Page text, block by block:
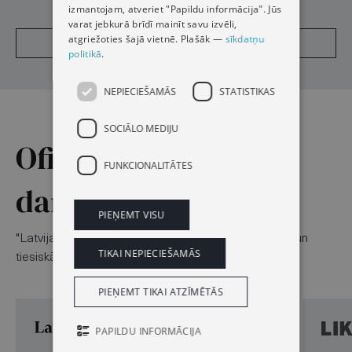
Lasīt
Oficiālā izdevēja
darbības virzieni
"Latvijas Vēstnesis" uztur vienotu valsts, pilsoniskās un
tiesiskās informācijas platformu:
izmantojam, atveriet "Papildu informācija". Jūs
varat jebkurā brīdī mainīt savu izvēli,
atgriežoties šajā vietnē. Plašāk — sīkdatņu
politikā.
NEPIECIEŠAMĀS STATISTIKAS
SOCIĀLO MEDIJU
FUNKCIONALITĀTES
PIEŅEMT TIKAI ATZĪMĒTĀS
PIEŅEMT VISU
TIKAI NEPIECIEŠAMĀS
PAPILDU INFORMĀCIJA